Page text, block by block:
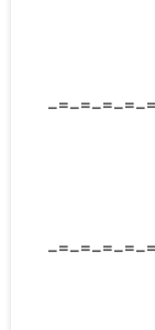
-=-=-=-=-
-=-=-=-=-